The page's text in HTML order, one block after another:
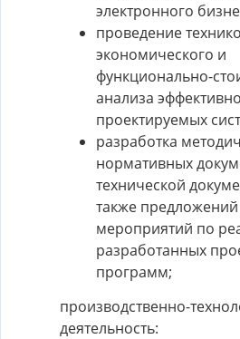
электронного
проведение
экономического и
функционально-
анализа
проектируемых
разработка
нормативных
технической
также
мероприятий по
разработанных
программ;
производственно-
деятельность: